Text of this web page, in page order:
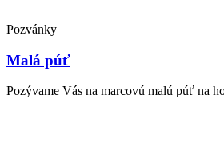
Pozvánky
Malá púť
Pozývame Vás na marcovú malú púť na